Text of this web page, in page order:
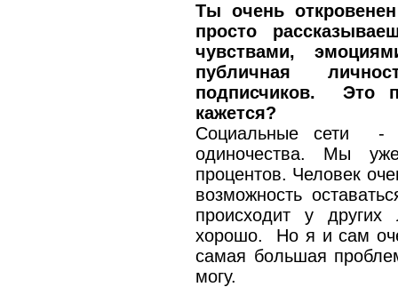
Ты очень
просто
чувствами,
публичная
подписчиков. Это
кажется?
Социальные сети -
одиночества. Мы
процентов. Человек
возможность
происходит у
хорошо. Но я и сам
самая большая
могу.